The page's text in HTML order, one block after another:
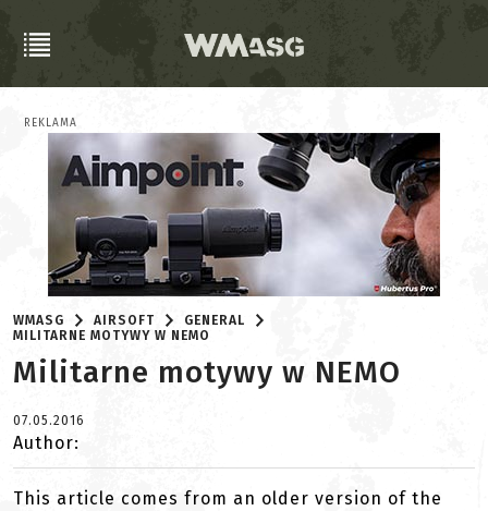
REKLAMA
WMASG AIRSOFT
GENERAL
MILITARNE MOTYWY W NEMO
Militarne motywy w NEMO
07.05.2016
Author:
This article comes from an older version of the